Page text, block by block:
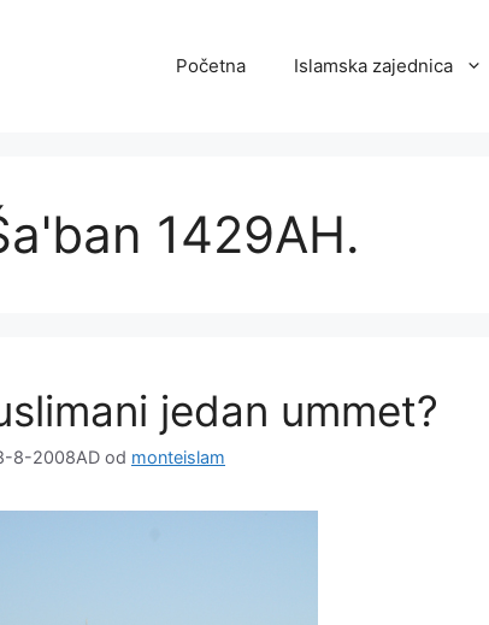
Početna Islamska zajednica
1429AH.
jedan ummet?
8-2008AD od monteislam